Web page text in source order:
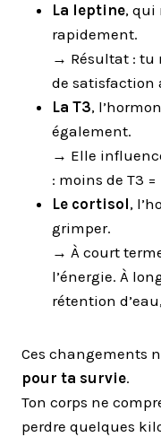
La leptine, qui
rapidement.
→ Résultat : tu
de satisfaction
La T3,
également.
→ Elle
: moins de T3
Le cortisol,
grimper.
→ À court
l’énergie. À
rétention
Ces changements
pour ta survie.
Ton corps ne
perdre quelques